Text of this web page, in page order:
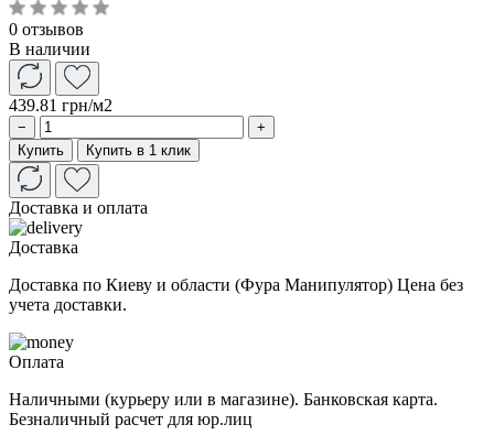
0 отзывов
В наличии
439.81 грн/м2
−
+
Купить
Купить в 1 клик
Доставка и оплата
Доставка
Доставка по Киеву и области (Фура Манипулятор) Цена без
учета доставки.
Оплата
Наличными (курьеру или в магазине). Банковская карта.
Безналичный расчет для юр.лиц